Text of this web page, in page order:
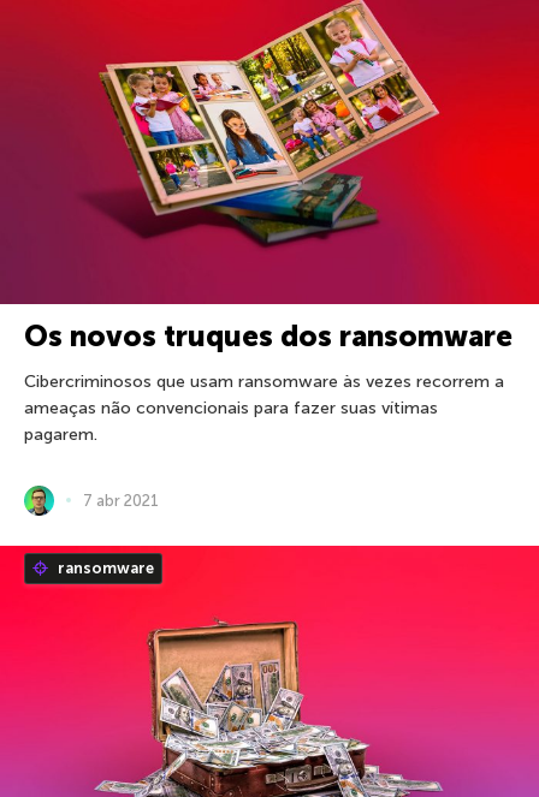
Os novos truques dos ransomware
Cibercriminosos que usam ransomware às vezes recorrem a
ameaças não convencionais para fazer suas vítimas
pagarem.
7 abr 2021
ransomware